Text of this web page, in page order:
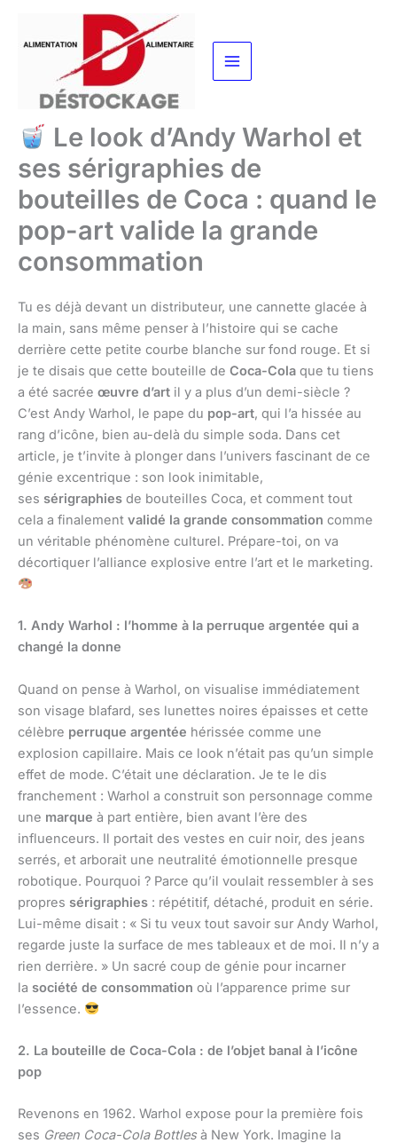
contenu
Le look d’Andy Warhol et
ses sérigraphies de
bouteilles de Coca : quand le
pop-art valide la grande
consommation
Tu es déjà devant un distributeur, une cannette glacée à
la main, sans même penser à l’histoire qui se cache
derrière cette petite courbe blanche sur fond rouge. Et si
je te disais que cette bouteille de Coca-Cola que tu tiens
a été sacrée œuvre d’art il y a plus d’un demi-siècle ?
C’est Andy Warhol, le pape du pop-art, qui l’a hissée au
rang d’icône, bien au-delà du simple soda. Dans cet
article, je t’invite à plonger dans l’univers fascinant de ce
génie excentrique : son look inimitable,
ses sérigraphies de bouteilles Coca, et comment tout
cela a finalement validé la grande consommation comme
un véritable phénomène culturel. Prépare-toi, on va
décortiquer l’alliance explosive entre l’art et le marketing.
1. Andy Warhol : l’homme à la perruque argentée qui a
changé la donne
Quand on pense à Warhol, on visualise immédiatement
son visage blafard, ses lunettes noires épaisses et cette
célèbre perruque argentée hérissée comme une
explosion capillaire. Mais ce look n’était pas qu’un simple
effet de mode. C’était une déclaration. Je te le dis
franchement : Warhol a construit son personnage comme
une marque à part entière, bien avant l’ère des
influenceurs. Il portait des vestes en cuir noir, des jeans
serrés, et arborait une neutralité émotionnelle presque
robotique. Pourquoi ? Parce qu’il voulait ressembler à ses
propres sérigraphies : répétitif, détaché, produit en série.
Lui-même disait : « Si tu veux tout savoir sur Andy Warhol,
regarde juste la surface de mes tableaux et de moi. Il n’y a
rien derrière. » Un sacré coup de génie pour incarner
la société de consommation où l’apparence prime sur
l’essence.
2. La bouteille de Coca-Cola : de l’objet banal à l’icône
pop
Revenons en 1962. Warhol expose pour la première fois
ses Green Coca-Cola Bottlesà New York. Imagine la